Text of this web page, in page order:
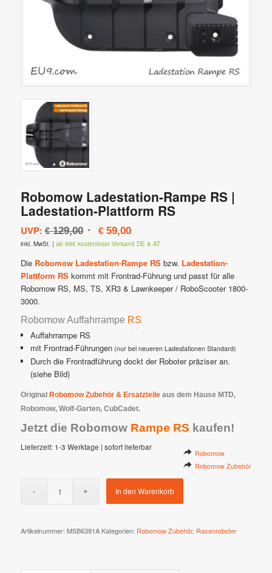
Robomow Ladestation-Rampe RS |
Ladestation-Plattform RS
UVP: €129,00 Ursprünglicher
Preis
war:
€ 129,00
€59,00Aktueller
Preis
ist:
€ 59,00.
inkl. MwSt. | ab 99€ kostenloser Versand DE & AT
Die Robomow Ladestation-Rampe RSbzw. Ladestation-
Plattform RSkommt mit Frontrad-Führung und passt für alle
Robomow RS, MS, TS, XR3 & Lawnkeeper / RoboScooter 1800-
3000.
Robomow Auffahrrampe RS
Auffahrrampe RS
mit Frontrad-Führungen (nur bei neueren Ladestationen Standard)
Durch die Frontradführung dockt der Roboter präziser an.
(siehe Bild)
Original Robomow Zubehör & Ersatzteileaus dem Hause MTD,
Robomow, Wolf-Garten, CubCadet.
Jetzt die Robomow Rampe RS kaufen!
Robomow
Robomow Zubehör
Lieferzeit: 1-3 Werktage | sofort lieferbar
In den Warenkorb
Artikelnummer: MSB6391A Kategorien: Robomow Zubehör, Rasenroboter